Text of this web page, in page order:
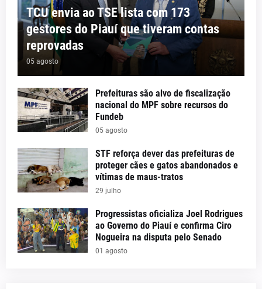
TCU envia ao TSE lista com 173
gestores do Piauí que tiveram contas
reprovadas
05 agosto
Prefeituras são alvo de fiscalização
nacional do MPF sobre recursos do
Fundeb
05 agosto
STF reforça dever das prefeituras de
proteger cães e gatos abandonados e
vítimas de maus-tratos
29 julho
Progressistas oficializa Joel Rodrigues
ao Governo do Piauí e confirma Ciro
Nogueira na disputa pelo Senado
01 agosto